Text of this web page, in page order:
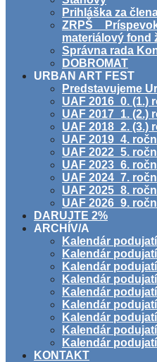
Prihláška za
ZRPŠ _
materiálový fond
Správna rada
DOBROMAT
URBAN ART FEST
Predstavujeme
UAF 2016_0. (1.)
UAF 2017_1. (2.)
UAF 2018_2. (3.)
UAF 2019_4.
UAF 2022_5.
UAF 2023_6.
UAF 2024_7.
UAF 2025_8.
UAF 2026_9.
DARUJTE 2%
ARCHÍV/A
Kalendár
Kalendár
Kalendár
Kalendár
Kalendár
Kalendár
Kalendár
Kalendár
Kalendár
KONTAKT